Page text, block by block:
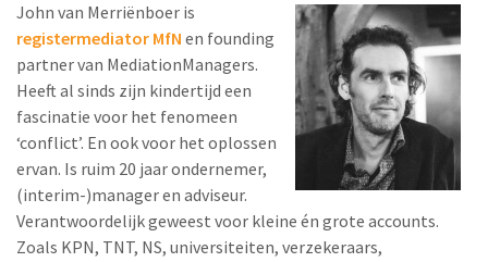
John van Merriënboer is
registermediator MfN en founding
partner van MediationManagers.
Heeft al sinds zijn kindertijd een
fascinatie voor het fenomeen
‘conflict’. En ook voor het oplossen
ervan. Is ruim 20 jaar ondernemer,
(interim-)manager en adviseur.
Verantwoordelijk geweest voor kleine én grote accounts.
Zoals KPN, TNT, NS, universiteiten, verzekeraars,